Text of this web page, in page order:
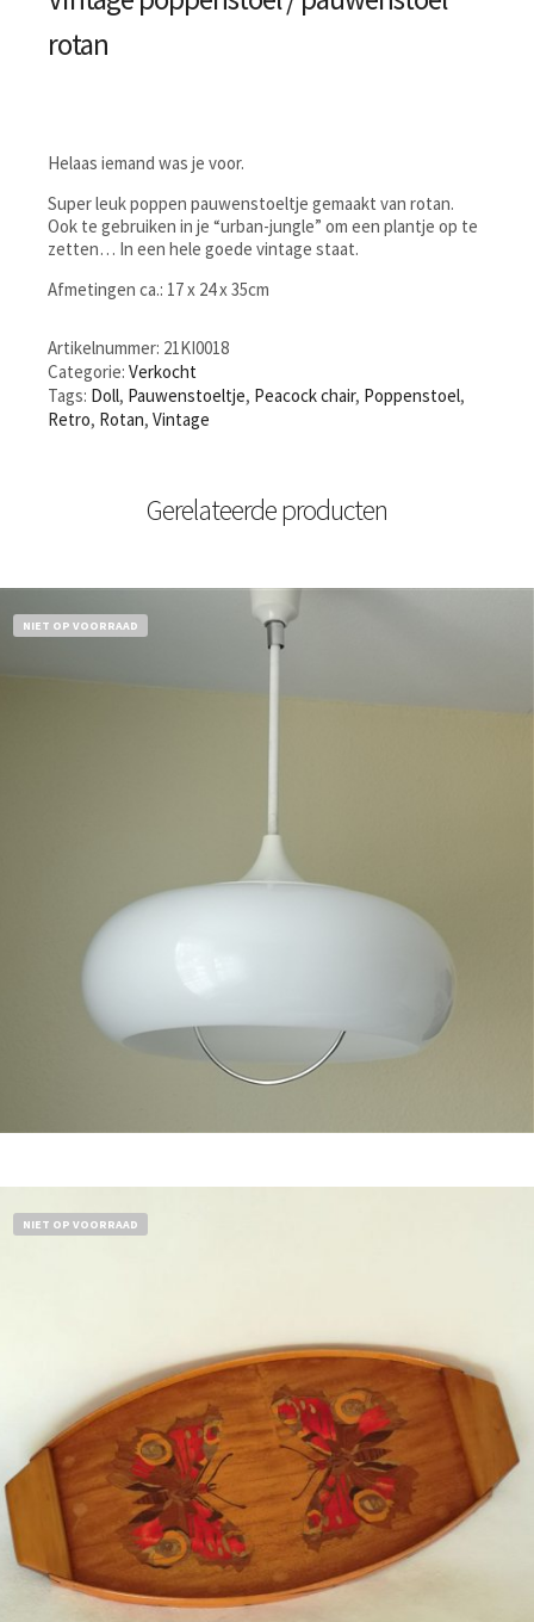
rotan
Helaas iemand was je voor.
Super leuk poppen pauwenstoeltje gemaakt van rotan.
Ook te gebruiken in je “urban-jungle” om een plantje op te
zetten… In een hele goede vintage staat.
Afmetingen ca.: 17 x 24 x 35cm
Artikelnummer: 21KI0018
Categorie: Verkocht
Tags: Doll, Pauwenstoeltje, Peacock chair, Poppenstoel,
Retro, Rotan, Vintage
Gerelateerde producten
NIET OP VOORRAAD
NIET OP VOORRAAD